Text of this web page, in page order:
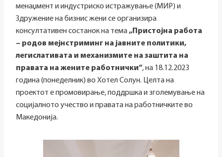
менаџмент и индустриско истражување (МИР) и
Здружение на бизнис жени се организира
консултативен состанок на тема„Пристојна работа
– родов мејнстриминг на јавните политики,
легислативата и механизмите на заштита на
правата на жените работнички“, на 18.12.2023
година (понеделник) во Хотел Солун. Целта на
проектот е промовирање, поддршка и зголемување на
социјалното учество и правата на работничките во
Македонија.